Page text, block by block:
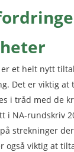
er et helt nytt
Det er viktig at
i tråd med de
i NA-rundskriv
strekninger
også viktig at